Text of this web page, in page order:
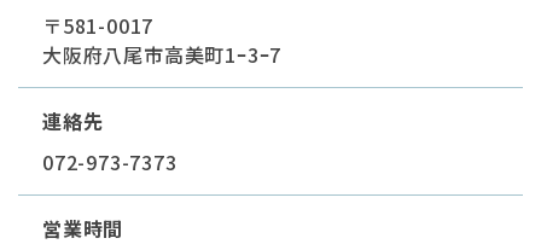
〒581-0017
大阪府八尾市高美町1ｰ3ｰ7
連絡先
072-973-7373
営業時間